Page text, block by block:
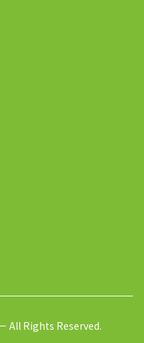
All Rights Reserved.